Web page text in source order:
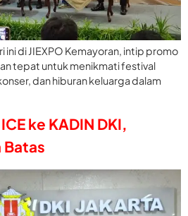
ini di JIEXPO Kemayoran, intip promo
tepat untuk menikmati festival
dan hiburan keluarga dalam
ke KADIN DKI,
Batas